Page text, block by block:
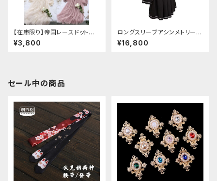
【在庫限り】帝国レースドットワ
ンピース
¥3,800
ロングスリーブアシンメトリーチ
ャイナドレス
¥16,800
セール中の商品